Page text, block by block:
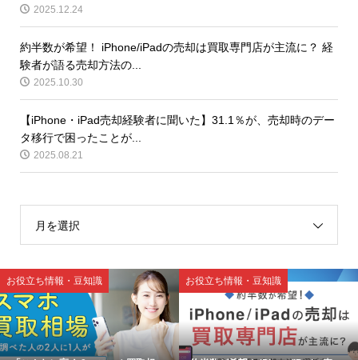
2025.12.24
約半数が希望！ iPhone/iPadの売却は買取専門店が主流に？ 経
験者が語る売却方法の...
2025.10.30
【iPhone・iPad売却経験者に聞いた】31.1％が、売却時のデー
タ移行で困ったことが...
2025.08.21
月を選択
お役立ち情報・豆知識 お役立ち情報・豆知識